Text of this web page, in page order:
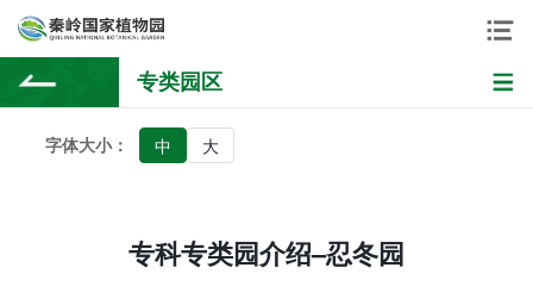
专类园区
字体大小： 中 大
专科专类园介绍–忍冬园